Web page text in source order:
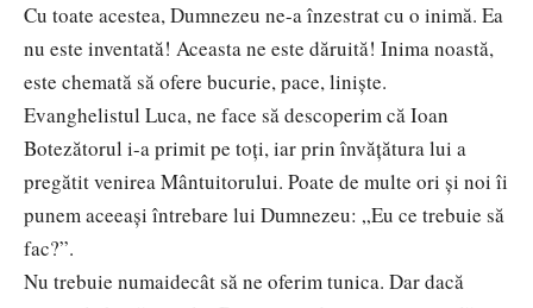
Cu toate acestea, Dumnezeu ne-a înzestrat cu o inimă. Ea
nu este inventată! Aceasta ne este dăruită! Inima noastă,
este chemată să ofere bucurie, pace, liniște.
Evanghelistul Luca, ne face să descoperim că Ioan
Botezătorul i-a primit pe toți, iar prin învățătura lui a
pregătit venirea Mântuitorului. Poate de multe ori și noi îi
punem aceeași întrebare lui Dumnezeu: „Eu ce trebuie să
fac?”.
Nu trebuie numaidecât să ne oferim tunica. Dar dacă